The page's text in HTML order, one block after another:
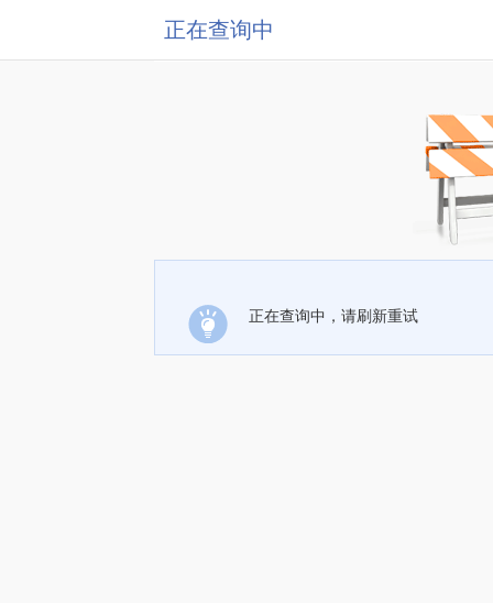
正在查询中
正在查询中，请刷新重试